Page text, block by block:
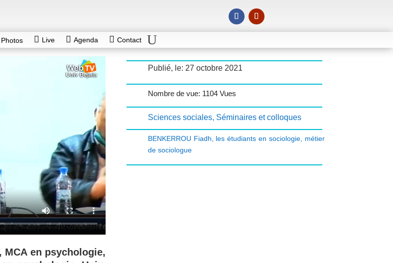
Photos Live Agenda Contact
MCA en psychologie,
Publié, le: 27 octobre 2021
Nombre de vue: 1104 Vues
Sciences sociales, Séminaires et colloques
BENKERROU Fiadh, les étudiants en sociologie, métier
de sociologue